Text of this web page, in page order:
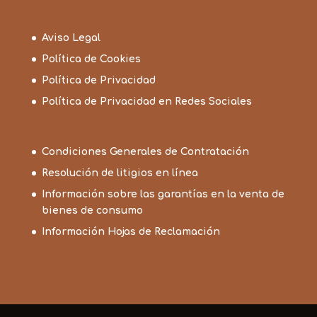
Aviso Legal
Política de Cookies
Política de Privacidad
Política de Privacidad en Redes Sociales
Condiciones Generales de Contratación
Resolución de litigios en línea
Información sobre las garantías en la venta de
bienes de consumo
Información Hojas de Reclamación